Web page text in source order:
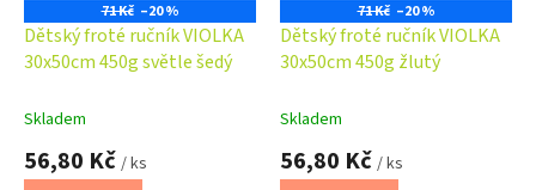
71 Kč –20 %
Dětský froté ručník VIOLKA
30x50cm 450g světle šedý
Skladem
56,80 Kč / ks
71 Kč –20 %
Dětský froté ručník VIOLKA
30x50cm 450g žlutý
Skladem
56,80 Kč / ks